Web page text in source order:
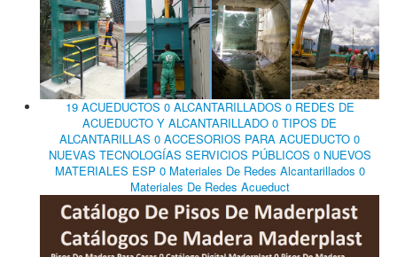
19 ACUEDUCTOS 0 ALCANTARILLADOS 0 REDES DE
ACUEDUCTO Y ALCANTARILLADO 0 TIPOS DE
ALCANTARILLAS 0 ACCESORIOS PARA ACUEDUCTO 0
NUEVAS TECNOLOGÍAS SERVICIOS PÚBLICOS 0 NUEVOS
MATERIALES ESP 0 Materiales De Redes Alcantarillados 0
Materiales De Redes Acueduct